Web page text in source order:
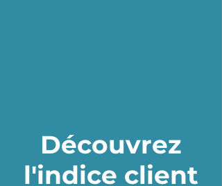
Découvrez
l'indice client